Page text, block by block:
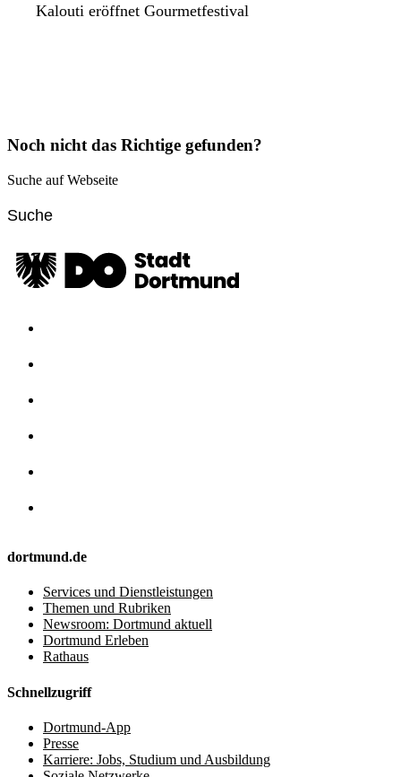
Kalouti eröffnet Gourmetfestival
Noch nicht das Richtige gefunden?
Suche auf Webseite
dortmund.de
Services und Dienstleistungen
Themen und Rubriken
Newsroom: Dortmund aktuell
Dortmund Erleben
Rathaus
Schnellzugriff
Dortmund-App
Presse
Karriere: Jobs, Studium und Ausbildung